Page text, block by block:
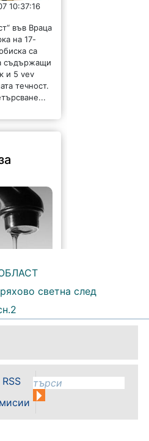
10:37:16
във Враца
на 17-
са
съдържащи
и 5 vev
течност.
10:31:48
своите
ситуация е
в
днес
на
11 19 Тел.:
светна след
RSS